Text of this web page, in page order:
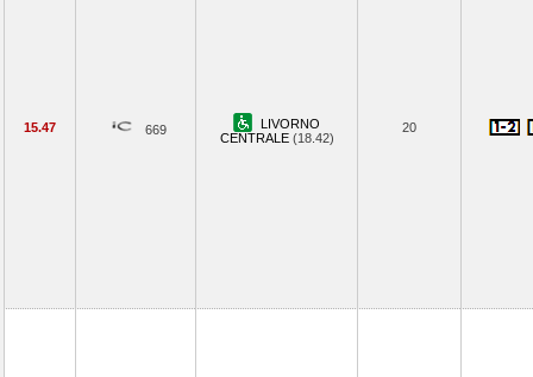
15.47 669
LIVORNO
CENTRALE (18.42)
20